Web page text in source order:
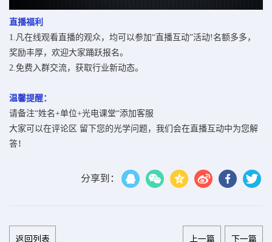
直播福利
1.凡在线观看直播的观众，均可以参加“直播互动”活动!名额多多，
奖励丰厚，欢迎大家踊跃报名。
2.免费入群交流，获取行业新动态。
温馨提醒：
请备注“姓名+单位+光电课堂“添加客服
大家可以在评论区 留下您的光学问题， 我们会在直播互动中为您解
答！
分享到：
返回列表 上一篇 下一篇